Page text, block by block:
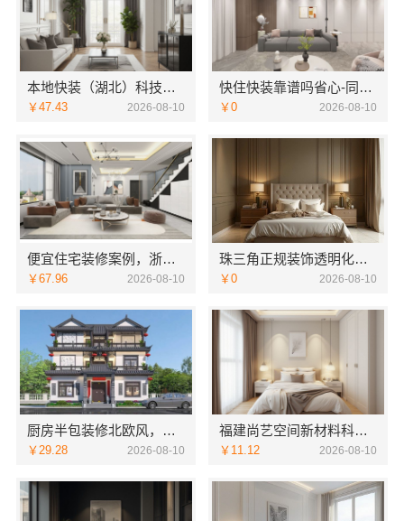
本地快装（湖北）科技：青山快装两房一厅
￥47.43 2026-08-10
快住快装靠谱吗省心-同城快装（湖北）科技有限公司
￥0 2026-08-10
便宜住宅装修案例，浙江乐享新材料有限公司新房整装全解析
￥67.96 2026-08-10
珠三角正规装饰透明化施工，广东鼎饰空间装饰放心选择
￥0 2026-08-10
厨房半包装修北欧风，中蓝建投更专业
￥29.28 2026-08-10
福建尚艺空间新材料科技有限公司全包家庭装修口碑优选报价明细
￥11.12 2026-08-10